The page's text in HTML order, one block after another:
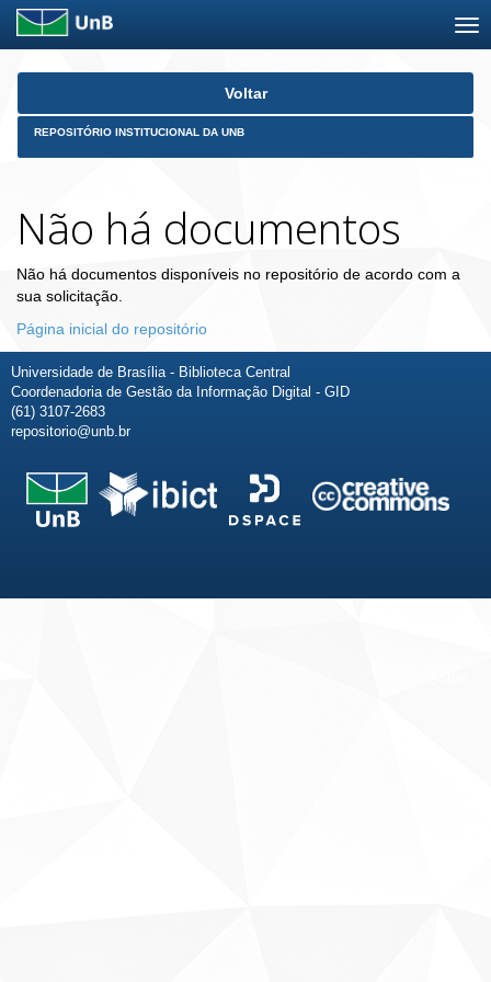
Skip
Voltar
REPOSITÓRIO INSTITUCIONAL DA UNB
Não há documentos
Não há documentos disponíveis no repositório de acordo com a
sua solicitação.
Página inicial do repositório
Universidade de Brasília - Biblioteca Central
Coordenadoria de Gestão da Informação Digital - GID
(61) 3107-2683
repositorio@unb.br